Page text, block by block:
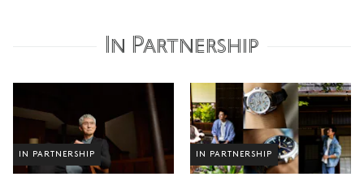
In Partnership
IN PARTNERSHIP IN PARTNERSHIP